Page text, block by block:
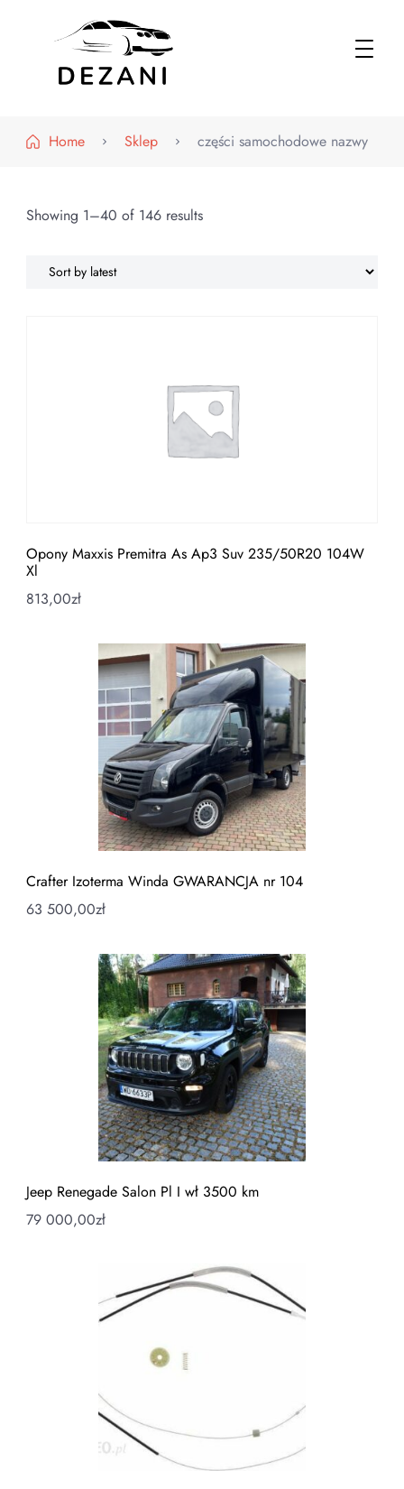
Home
Sklep części samochodowe nazwy
Showing 1–40 of 146 results
Opony Maxxis Premitra As Ap3 Suv 235/50R20 104W
Xl
813,00zł
Crafter Izoterma Winda GWARANCJA nr 104
63 500,00zł
Jeep Renegade Salon Pl I wł 3500 km
79 000,00zł